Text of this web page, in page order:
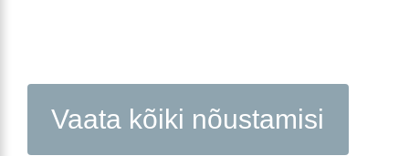
Vaata kõiki nõustamisi